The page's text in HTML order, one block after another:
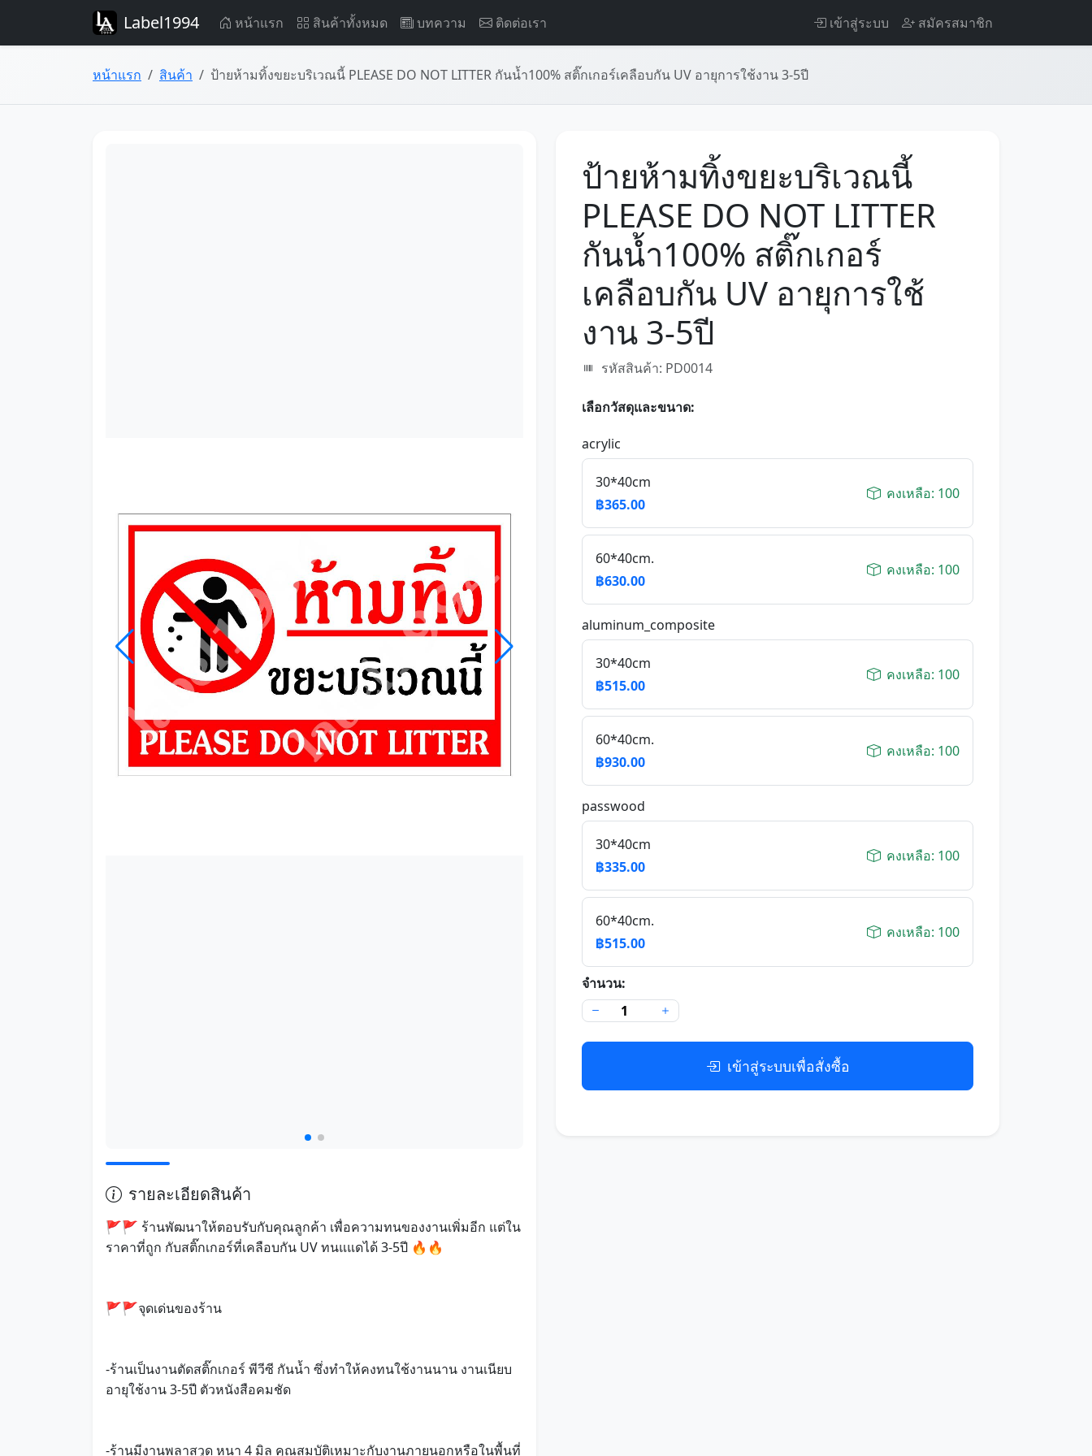
Label1994 หน้าแรก สินค้าทั้งหมด บทความ ติดต่อเรา เข้าสู่ระบบ สมัครสมาชิก
หน้าแรก สินค้า ป้ายห้ามทิ้งขยะบริเวณนี้ PLEASE DO NOT LITTER กันน้ำ100% สติ๊กเกอร์เคลือบกัน UV อายุการใช้งาน 3-5ปี
รายละเอียดสินค้า
🚩🚩 ร้านพัฒนาให้ตอบรับกับคุณลูกค้า เพื่อความทนของงานเพิ่มอีก แต่ใน
ราคาที่ถูก กับสติ๊กเกอร์ที่เคลือบกัน UV ทนแแดได้ 3-5ปี 🔥🔥
🚩🚩จุดเด่นของร้าน
-ร้านเป็นงานตัดสติ๊กเกอร์ พีวีซี กันน้ำ ซึ่งทำให้คงทนใช้งานนาน งานเนียบ
อายุใช้งาน 3-5ปี ตัวหนังสือคมชัด
-ร้านมีงานพลาสวูด หนา 4 มิล คุณสมบัติเหมาะกับงานภายนอกหรือในพื้นที่
ป้ายห้ามทิ้งขยะบริเวณนี้
PLEASE DO NOT LITTER
กันน้ำ100% สติ๊กเกอร์
เคลือบกัน UV อายุการใช้
งาน 3-5ปี
รหัสสินค้า: PD0014
เลือกวัสดุและขนาด:
acrylic
30*40cm
฿365.00
คงเหลือ: 100
60*40cm.
฿630.00
คงเหลือ: 100
aluminum_composite
30*40cm
฿515.00
คงเหลือ: 100
60*40cm.
฿930.00
คงเหลือ: 100
passwood
30*40cm
฿335.00
คงเหลือ: 100
60*40cm.
฿515.00
คงเหลือ: 100
จำนวน:
เข้าสู่ระบบเพื่อสั่งซื้อ